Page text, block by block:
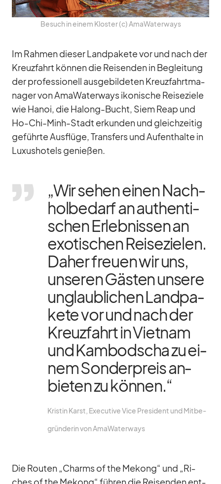
Be­such in ei­nem Klos­ter (c) Ama­Wa­ter­ways
Im Rah­men die­ser Land­pa­kete vor und nach der
Kreuz­fahrt kön­nen die Rei­sen­den in Be­glei­tung
der pro­fes­sio­nell aus­ge­bil­de­ten Kreuz­fahrt­ma­
na­ger von Ama­Wa­ter­ways iko­ni­sche Rei­se­ziele
wie Ha­noi, die Ha­long-Bucht, Siem Reap und
Ho-Chi-Minh-Stadt er­kun­den und gleich­zei­tig
ge­führte Aus­flüge, Trans­fers und Auf­ent­halte in
Lu­xus­ho­tels ge­nie­ßen.
„Wir se­hen ei­nen Nach­
hol­be­darf an au­then­ti­
schen Er­leb­nis­sen an
exo­ti­schen Rei­se­zie­len.
Da­her freuen wir uns,
un­se­ren Gäs­ten un­sere
un­glaub­li­chen Land­pa­
kete vor und nach der
Kreuz­fahrt in Viet­nam
und Kam­bo­dscha zu ei­
nem Son­der­preis an­
bie­ten zu kön­nen.“
Kris­tin Karst, Exe­cu­tive Vice Pre­si­dent und Mit­be­
grün­de­rin von Ama­Wa­ter­ways
Die Rou­ten „Charms of the Me­kong“ und „Ri­